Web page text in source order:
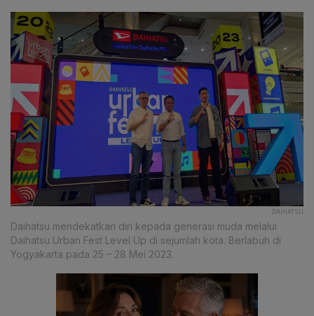
DAIHATSU
Daihatsu mendekatkan diri kepada generasi muda melalui
Daihatsu Urban Fest Level Up di sejumlah kota. Berlabuh di
Yogyakarta pada 25 – 28 Mei 2023.